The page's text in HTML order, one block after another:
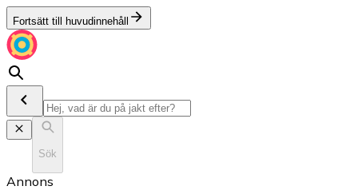
Fortsätt till huvudinnehåll
Sök
Annons